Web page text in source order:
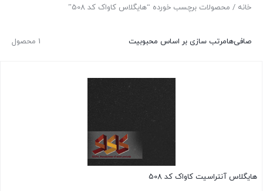
خانه / محصولات برچسب خورده “هایگلاس کاواک کد 508”
1 محصول صافی‌هامرتب سازی بر اساس محبوبیت
هایگلاس آنتراسیت کاواک کد 508